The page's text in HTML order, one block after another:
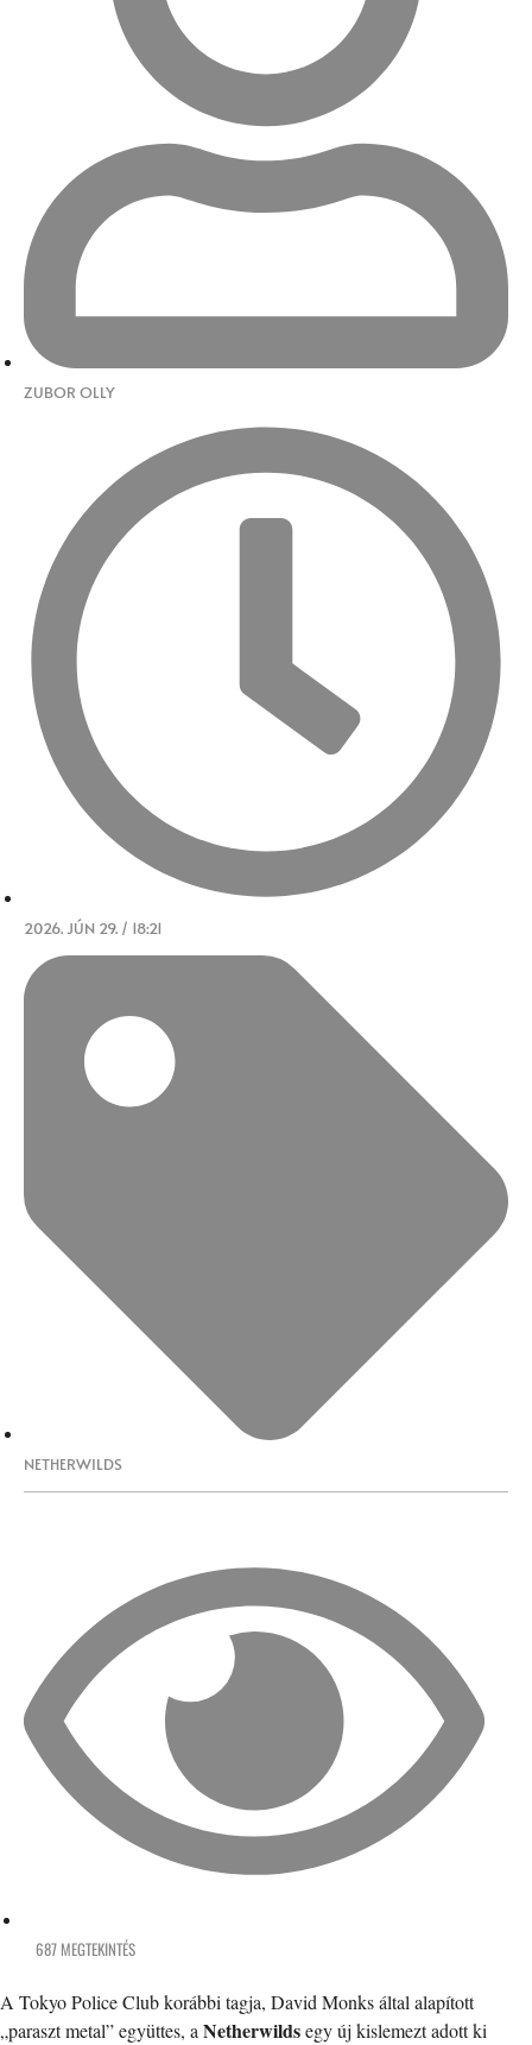
ZUBOR OLLY
2026. JÚN 29. / 18:21
NETHERWILDS
687 MEGTEKINTÉS
A Tokyo Police Club korábbi tagja, David Monks által alapított
„paraszt metal” együttes, a Netherwildsegy új kislemezt adott ki